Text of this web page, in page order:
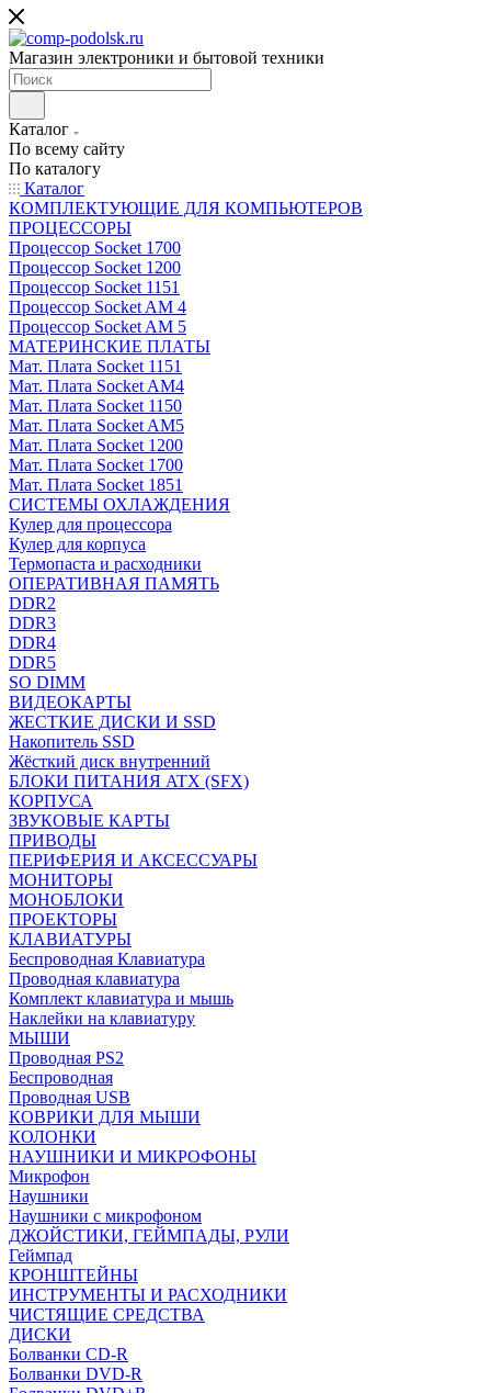
Магазин электроники и бытовой техники
Каталог
По всему сайту
По каталогу
Каталог
КОМПЛЕКТУЮЩИЕ ДЛЯ КОМПЬЮТЕРОВ
ПРОЦЕССОРЫ
Процессор Socket 1700
Процессор Socket 1200
Процессор Socket 1151
Процессор Socket AM 4
Процессор Socket AM 5
МАТЕРИНСКИЕ ПЛАТЫ
Мат. Плата Socket 1151
Мат. Плата Socket AM4
Мат. Плата Socket 1150
Мат. Плата Socket AM5
Мат. Плата Socket 1200
Мат. Плата Socket 1700
Мат. Плата Socket 1851
СИСТЕМЫ ОХЛАЖДЕНИЯ
Кулер для процессора
Кулер для корпуса
Термопаста и расходники
ОПЕРАТИВНАЯ ПАМЯТЬ
DDR2
DDR3
DDR4
DDR5
SO DIMM
ВИДЕОКАРТЫ
ЖЕСТКИЕ ДИСКИ И SSD
Накопитель SSD
Жёсткий диск внутренний
БЛОКИ ПИТАНИЯ ATX (SFX)
КОРПУСА
ЗВУКОВЫЕ КАРТЫ
ПРИВОДЫ
ПЕРИФЕРИЯ И АКСЕССУАРЫ
МОНИТОРЫ
МОНОБЛОКИ
ПРОЕКТОРЫ
КЛАВИАТУРЫ
Беспроводная Клавиатура
Проводная клавиатура
Комплект клавиатура и мышь
Наклейки на клавиатуру
МЫШИ
Проводная PS2
Беспроводная
Проводная USB
КОВРИКИ ДЛЯ МЫШИ
КОЛОНКИ
НАУШНИКИ И МИКРОФОНЫ
Микрофон
Наушники
Наушники с микрофоном
ДЖОЙСТИКИ, ГЕЙМПАДЫ, РУЛИ
Геймпад
КРОНШТЕЙНЫ
ИНСТРУМЕНТЫ И РАСХОДНИКИ
ЧИСТЯЩИЕ СРЕДСТВА
ДИСКИ
Болванки CD-R
Болванки DVD-R